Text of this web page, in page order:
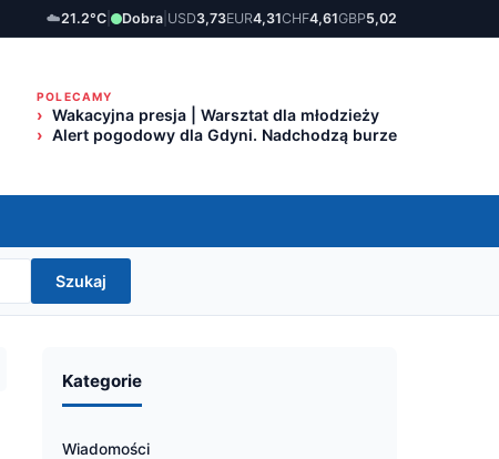
☁️21.2°C Dobra USD3,73EUR4,31CHF4,61GBP5,02
POLECAMY
Wakacyjna presja | Warsztat dla młodzieży
Alert pogodowy dla Gdyni. Nadchodzą burze
Szukaj
Kategorie
Wiadomości